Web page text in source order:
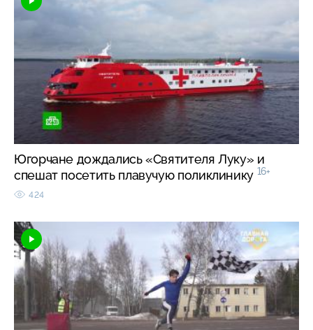
Югорчане дождались «Святителя Луку» и
спешат посетить плавучую поликлинику 16+
424